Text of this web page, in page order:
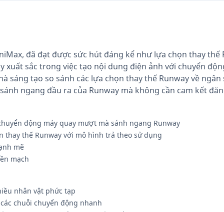
đã đạt được sức hút đáng kể như lựa chọn thay
xuất sắc trong việc tạo nội dung điện ảnh với chuyển
sáng tạo so sánh các lựa chọn thay thế Runway về
ngang đầu ra của Runway mà không cần cam kết
động máy quay mượt mà sánh ngang Runway
thay thế Runway với mô hình trả theo sử dụng
mẽ
mạch
nhân vật phức tạp
chuỗi chuyển động nhanh